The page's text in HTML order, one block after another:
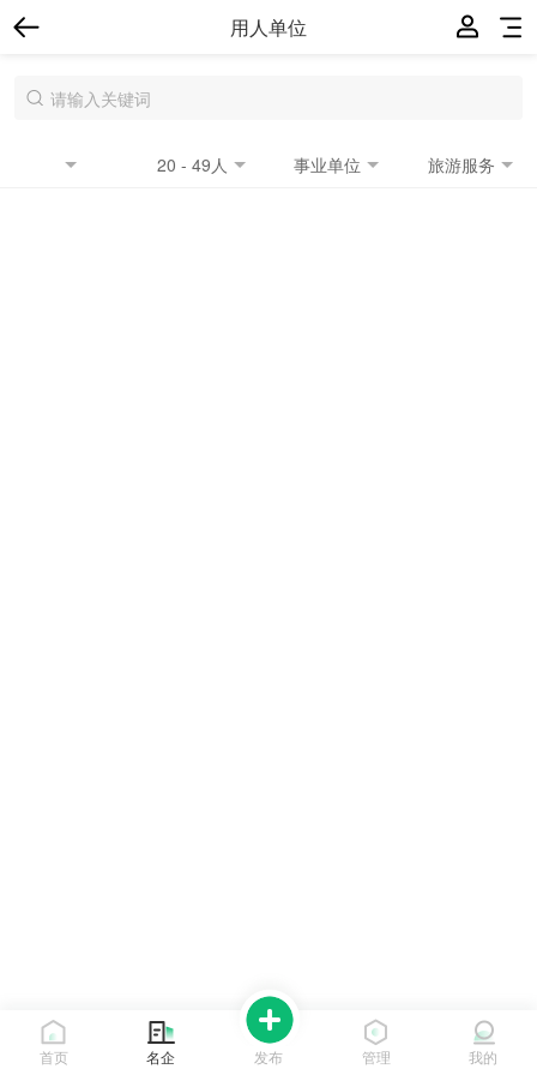
用人单位
20 - 49人 事业单位 旅游服务
首页 名企 发布 管理 我的